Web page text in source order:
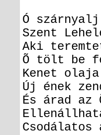
Ó
Szent
Aki
Õ tölt be
Kenet
Új ének
És árad az
Csodálatos